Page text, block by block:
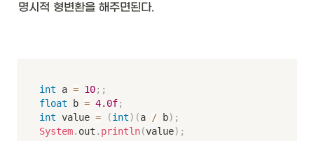
명시적 형변환을 해주면된다.
int a = 10; ;
float b = 4.0f;
int value = (int) (a / b) ;
System. out . println(value) ;